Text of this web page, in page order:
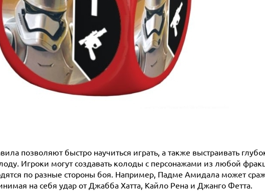
позволяют быстро научиться играть, а также выстраивать
Игроки могут создавать колоды с персонажами из любой
по разные стороны боя. Например, Падме Амидала может
на себя удар от Джабба Хатта, Кайло Рена и Джанго Фетта.